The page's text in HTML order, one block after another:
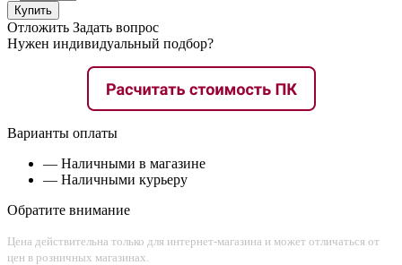
Купить
Отложить Задать вопрос
Нужен индивидуальный подбор?
Варианты оплаты
— Наличными в магазине
— Наличными курьеру
Обратите внимание
Цена действительна только для интернет-магазина и может отличаться от
цен в розничных магазинах.